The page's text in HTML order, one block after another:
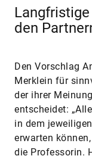
den
Den Vorschlag
Merklein für
der ihrer
entscheidet:
in dem
erwarten
die Professorin.